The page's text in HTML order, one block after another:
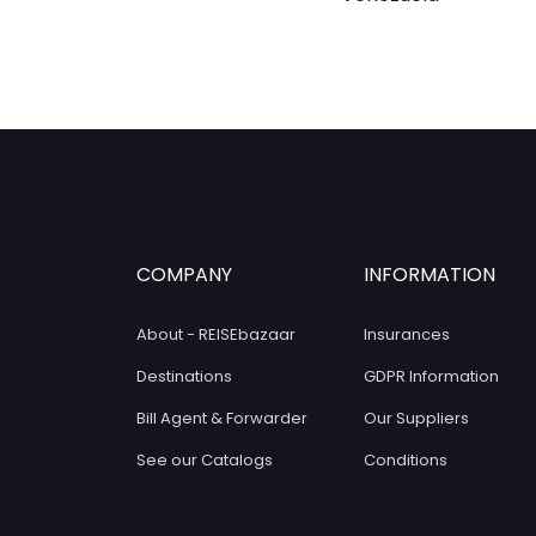
COMPANY
About - REISEbazaar
Destinations
Bill Agent & Forwarder
See our Catalogs
INFORMATION
Insurances
GDPR Information
Our Suppliers
Conditions